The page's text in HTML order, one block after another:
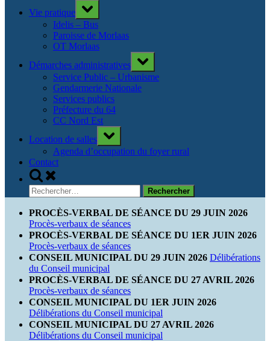
Vie pratique
Toggle
sub-
menu
Idelis – Bus
Paroisse de Morlaas
OT Morlaas
Démarches administratives
Toggle
sub-
menu
Service Public – Urbanisme
Gendarmerie Nationale
Services publics
Préfecture du 64
CC Nord Est
Location de salles
Toggle
sub-
menu
Agenda d’occupation du foyer rural
Contact
Toggle
search
form
Rechercher :
PROCÈS-VERBAL DE SÉANCE DU 29 JUIN 2026
Procès-verbaux de séances
PROCÈS-VERBAL DE SÉANCE DU 1ER JUIN 2026
Procès-verbaux de séances
CONSEIL MUNICIPAL DU 29 JUIN 2026 Délibérations
du Conseil municipal
PROCÈS-VERBAL DE SÉANCE DU 27 AVRIL 2026
Procès-verbaux de séances
CONSEIL MUNICIPAL DU 1ER JUIN 2026
Délibérations du Conseil municipal
CONSEIL MUNICIPAL DU 27 AVRIL 2026
Délibérations du Conseil municipal